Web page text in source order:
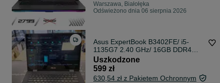
Warszawa, Białołęka
Odświeżono dnia 06 sierpnia 2026
Asus ExpertBook B3402FE/ i5-
1135G7 2.40 GHz/ 16GB DDR4
3200 MHz/ brak dysku/ 14" FHD/
uszkodzony dotyk/ czytaj opis/
zobacz zdjęcia
Uszkodzone
599 zł
630,54 zł z Pakietem Ochronnym